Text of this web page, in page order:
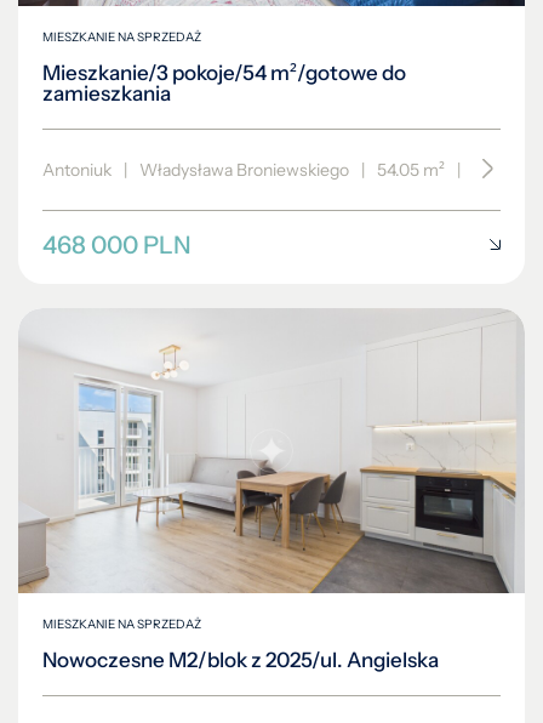
MIESZKANIE NA SPRZEDAŻ
Mieszkanie/3 pokoje/54 m²/gotowe do
zamieszkania
Antoniuk | Władysława Broniewskiego | 54.05 m² | piętro 3/
468 000 PLN
MIESZKANIE NA SPRZEDAŻ
Nowoczesne M2/blok z 2025/ul. Angielska